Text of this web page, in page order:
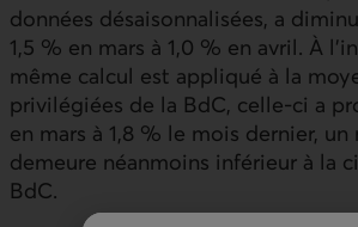
données désaisonnalisées, a
1,5 % en mars à 1,0 % en avril. À
même calcul est appliqué à la
privilégiées de la BdC, celle-ci a
en mars à 1,8 % le mois dernier, un
demeure néanmoins inférieur à la
BdC.